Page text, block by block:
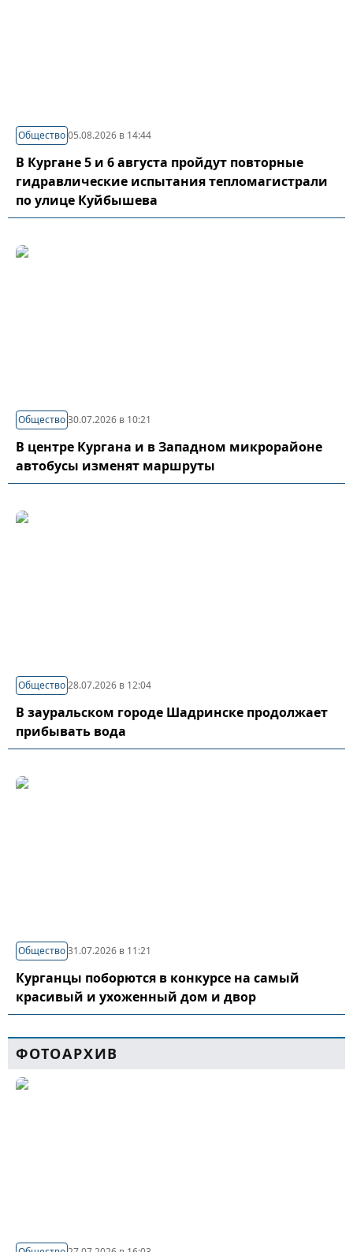
Общество05.08.2026 в 14:44
В Кургане 5 и 6 августа пройдут повторные
гидравлические испытания тепломагистрали
по улице Куйбышева
Общество30.07.2026 в 10:21
В центре Кургана и в Западном микрорайоне
автобусы изменят маршруты
Общество28.07.2026 в 12:04
В зауральском городе Шадринске продолжает
прибывать вода
Общество31.07.2026 в 11:21
Курганцы поборются в конкурсе на самый
красивый и ухоженный дом и двор
ФОТОАРХИВ